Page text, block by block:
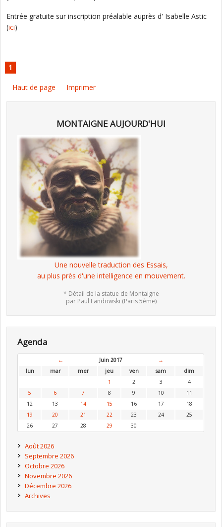
Entrée gratuite sur inscription préalable auprès d' Isabelle Astic
(ici)
1
Haut de page Imprimer
MONTAIGNE AUJOURD'HUI
Une nouvelle traduction des Essais,
au plus près d'une intelligence en mouvement.
* Détail de la statue de Montaigne
par Paul Landowski (Paris 5ème)
Agenda
← Juin 2017
→
lun
mar mer jeu ven sam
dim
1
2 3
4
5
6 7 8 9 10
11
12
13 14 15 16 17
18
19
20 21 22 23 24
25
26
27 28 29 30
Août 2026
Septembre 2026
Octobre 2026
Novembre 2026
Décembre 2026
Archives